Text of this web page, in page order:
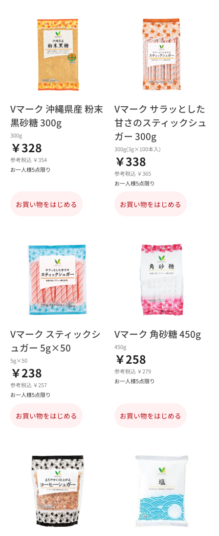
Vマーク 沖縄県産 粉末
黒砂糖 300g
300g
￥328
参考税込 ￥354
お一人様5点限り
お買い物をはじめる
Vマーク サラッとした
甘さのスティックシュ
ガー 300g
300g(3g×100本入)
￥338
参考税込 ￥365
お一人様5点限り
お買い物をはじめる
Vマーク スティックシ
ュガー 5g×50
5g×50
￥238
参考税込 ￥257
お一人様5点限り
お買い物をはじめる
Vマーク 角砂糖 450g
450g
￥258
参考税込 ￥279
お一人様5点限り
お買い物をはじめる